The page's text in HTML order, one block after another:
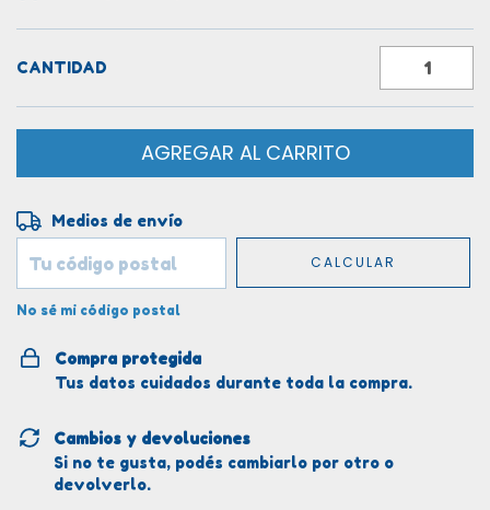
CANTIDAD
Entregas para el CP:
Medios de envío
CALCULAR
No sé mi código postal
Compra protegida
Tus datos cuidados durante toda la compra.
Cambios y devoluciones
Si no te gusta, podés cambiarlo por otro o
devolverlo.